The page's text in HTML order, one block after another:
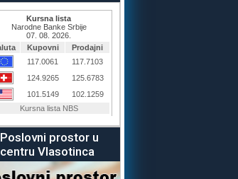
Poslovni prostor u
centru Vlasotinca